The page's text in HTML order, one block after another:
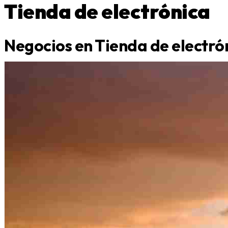
Tienda de electrónica
Negocios en Tienda de